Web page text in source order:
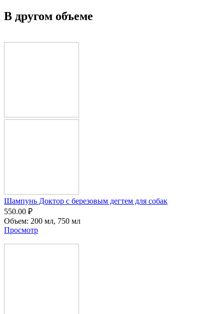
В другом объеме
Шампунь Доктор с березовым дегтем для собак
550.00 ₽
Объем: 200 мл, 750 мл
Просмотр